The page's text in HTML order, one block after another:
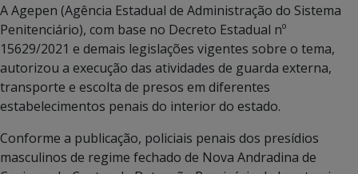
A Agepen (Agência Estadual de Administração do Sistema
Penitenciário), com base no Decreto Estadual nº
15629/2021 e demais legislações vigentes sobre o tema,
autorizou a execução das atividades de guarda externa,
transporte e escolta de presos em diferentes
estabelecimentos penais do interior do estado.
Conforme a publicação, policiais penais dos presídios
masculinos de regime fechado de Nova Andradina de